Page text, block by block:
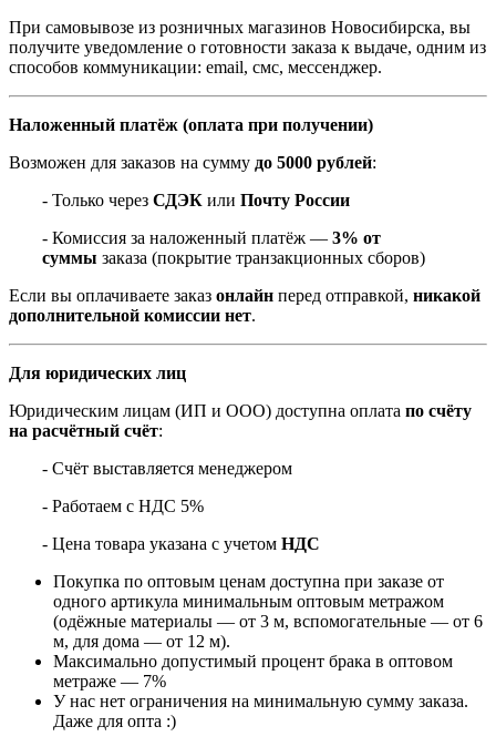
При самовывозе из розничных магазинов Новосибирска, вы
получите уведомление о готовности заказа к выдаче, одним из
способов коммуникации: email, смс, мессенджер.
Наложенный платёж (оплата при получении)
Возможен для заказов на сумму до 5000 рублей:
- Только через СДЭК или Почту России
- Комиссия за наложенный платёж — 3% от
суммы заказа (покрытие транзакционных сборов)
Если вы оплачиваете заказ онлайн перед отправкой, никакой
дополнительной комиссии нет.
Для юридических лиц
Юридическим лицам (ИП и ООО) доступна оплата по счёту
на расчётный счёт:
- Счёт выставляется менеджером
- Работаем с НДС 5%
- Цена товара указана с учетом НДС
Покупка по оптовым ценам доступна при заказе от
одного артикула минимальным оптовым метражом
(одёжные материалы — от 3 м, вспомогательные — от 6
м, для дома — от 12 м).
Максимально допустимый процент брака в оптовом
метраже — 7%
У нас нет ограничения на минимальную сумму заказа.
Даже для опта :)